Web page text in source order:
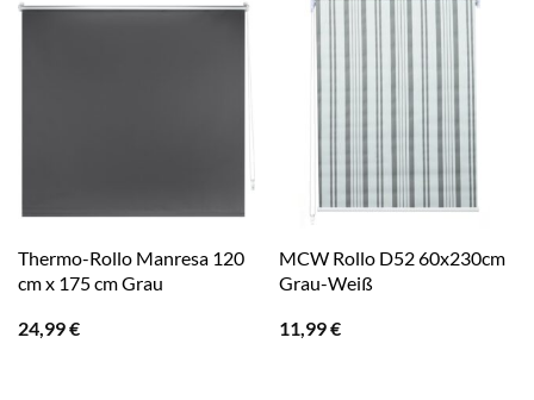
Thermo-Rollo Manresa 120
cm x 175 cm Grau
24,99€
MCW Rollo D52 60x230cm
Grau-Weiß
11,99€